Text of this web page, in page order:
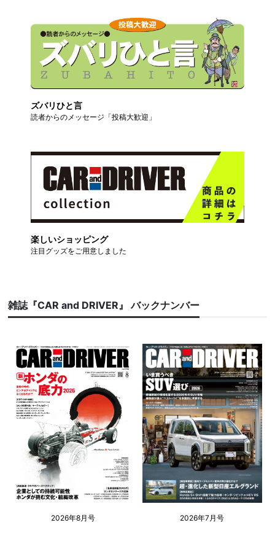
ズバリひと言
読者からのメッセージ「投稿大歓迎」
楽しいショッピング
注目グッズをご用意しました
雑誌『CAR and DRIVER』 バックナンバー
2026年8月号 2026年7月号